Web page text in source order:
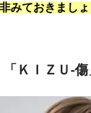
みておきましょ
ＫＩＺＵ-傷